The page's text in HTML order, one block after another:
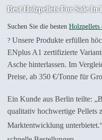
Best Holzpellets For Sale In
Suchen Sie die besten Holzpellets
? Unsere Produkte erfüllen
ENplus A1 zertifizierte
Asche hinterlassen. Im
Preise, ab 350 €/Tonne für
Ein Kunde aus Berlin teilte:
qualitativ hochwertige Pellets
Marktentwicklung